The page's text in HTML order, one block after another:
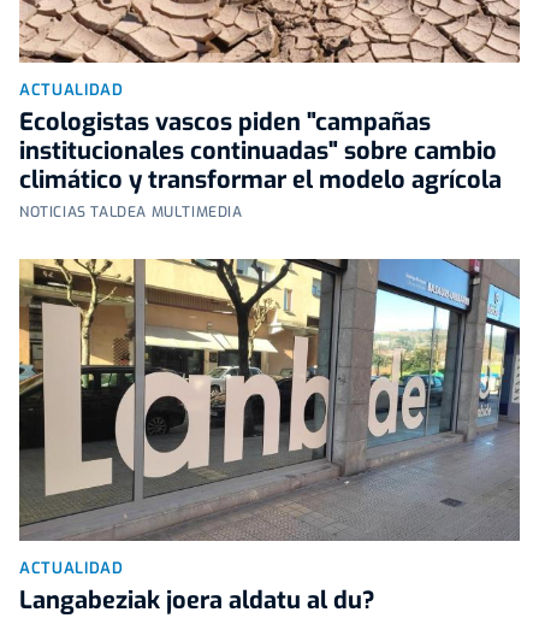
ACTUALIDAD
Ecologistas vascos piden "campañas
institucionales continuadas" sobre cambio
climático y transformar el modelo agrícola
NOTICIAS TALDEA MULTIMEDIA
ACTUALIDAD
Langabeziak joera aldatu al du?